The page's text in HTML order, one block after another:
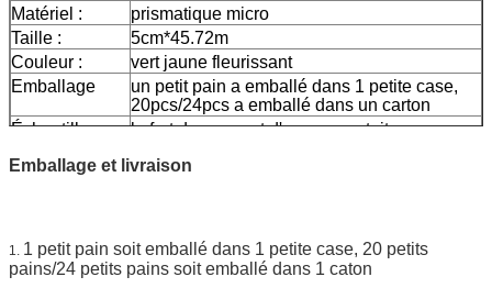
Matériel :
prismatique micro
Taille :
5cm*45.72m
Couleur :
vert jaune fleurissant
Emballage
un petit pain a emballé dans 1 petite case,
20pcs/24pcs a emballé dans un carton
Échantillon :
le fret de moment d'aperçu gratuit se
La livraison
7 jours, selon la quantité d'ordre
Emballage et livraison
1. 1 petit pain soit emballé dans 1 petite case, 20 petits
pains/24 petits pains soit emballé dans 1 caton